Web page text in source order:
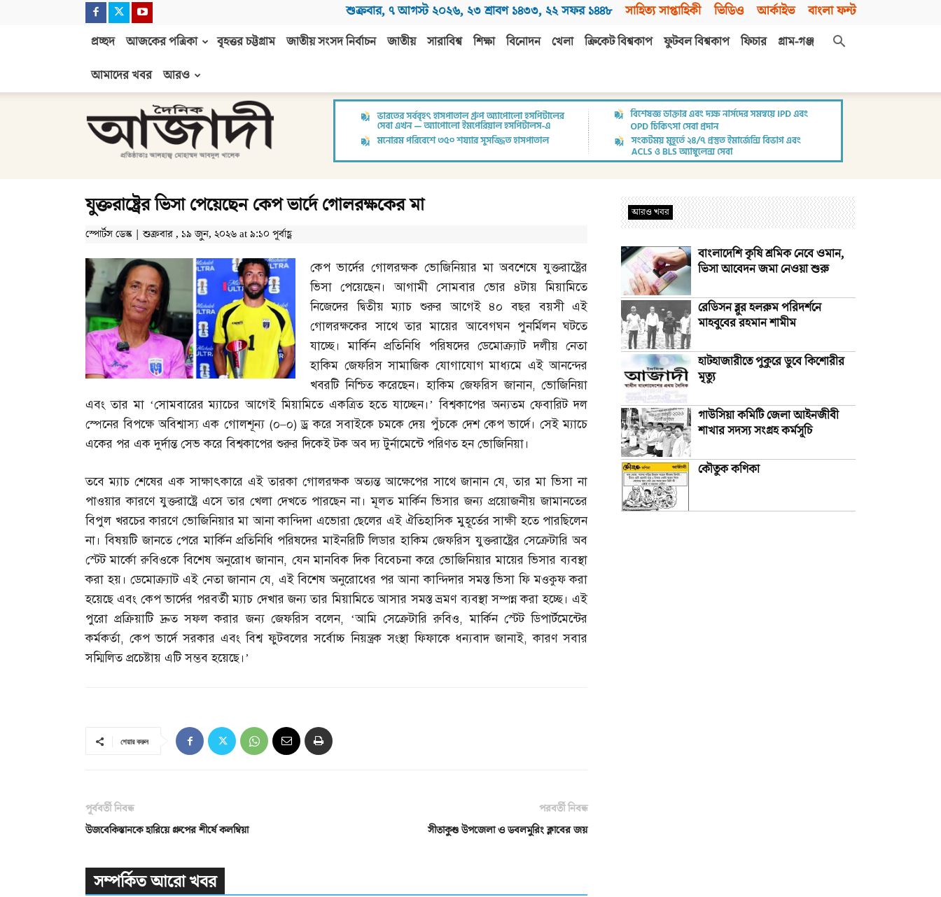
শুক্রবার, ৭ আগস্ট ২০২৬, ২৩ শ্রাবণ ১৪৩৩, ২২ সফর ১৪৪৮ সাহিত্য সাপ্তাহিকী ভিডিও আর্কাইভ বাংলা ফন্ট
প্রচ্ছদ আজকের পত্রিকা বৃহত্তর চট্টগ্রাম জাতীয় সংসদ নির্বাচন জাতীয় সারাবিশ্ব শিক্ষা বিনোদন খেলা ক্রিকেট বিশ্বকাপ ফুটবল বিশ্বকাপ ফিচার
গ্রাম-গঞ্জ
আমাদের খবর
আরও
আজাদী
যুক্তরাষ্ট্রের ভিসা পেয়েছেন কেপ ভার্দে গোলরক্ষকের মা
স্পোর্টস ডেস্ক | শুক্রবার , ১৯ জুন, ২০২৬ at ৯:১০ পূর্বাহ্ণ
কেপ ভার্দের গোলরক্ষক ভোজিনিয়ার মা অবশেষে যুক্তরাষ্ট্রের
ভিসা পেয়েছেন। আগামী সোমবার ভোর ৪টায় মিয়ামিতে
নিজেদের দ্বিতীয় ম্যাচ শুরুর আগেই ৪০ বছর বয়সী এই
গোলরক্ষকের সাথে তার মায়ের আবেগঘন পুনর্মিলন ঘটতে
যাচ্ছে। মার্কিন প্রতিনিধি পরিষদের ডেমোক্র্যাট দলীয় নেতা
হাকিম জেফরিস সামাজিক যোগাযোগ মাধ্যমে এই আনন্দের
খবরটি নিশ্চিত করেছেন। হাকিম জেফরিস জানান,ভোজিনিয়া
এবং তার মা ‘সোমবারের ম্যাচের আগেই মিয়ামিতে একত্রিত হতে যাচ্ছেন।’ বিশ্বকাপের অন্যতম ফেবারিট দল
স্পেনের বিপক্ষে অবিশ্বাস্য এক গোলশূন্য (০–০)ড্র করে সবাইকে চমকে দেয় পুঁচকে দেশ কেপ ভার্দে। সেই ম্যাচে
একের পর এক দুর্দান্ত সেভ করে বিশ্বকাপের শুরুর দিকেই টক অব দ্য টুর্নামেন্টে পরিণত হন ভোজিনিয়া।
তবে ম্যাচ শেষের এক সাক্ষাৎকারে এই তারকা গোলরক্ষক অত্যন্ত আক্ষেপের সাথে জানান যে,তার মা ভিসা না
পাওয়ার কারণে যুক্তরাষ্ট্রে এসে তার খেলা দেখতে পারছেন না। মূলত মার্কিন ভিসার জন্য প্রয়োজনীয় জামানতের
বিপুল খরচের কারণে ভোজিনিয়ার মা আনা কান্দিদা এভোরা ছেলের এই ঐতিহাসিক মুহূর্তের সাক্ষী হতে পারছিলেন
না। বিষয়টি জানতে পেরে মার্কিন প্রতিনিধি পরিষদের মাইনরিটি লিডার হাকিম জেফরিস যুক্তরাষ্ট্রের সেক্রেটারি অব
স্টেট মার্কো রুবিওকে বিশেষ অনুরোধ জানান, যেন মানবিক দিক বিবেচনা করে ভোজিনিয়ার মায়ের ভিসার ব্যবস্থা
করা হয়। ডেমোক্র্যাট এই নেতা জানান যে, এই বিশেষ অনুরোধের পর আনা কান্দিদার সমস্ত ভিসা ফি মওকুফ করা
হয়েছে এবং কেপ ভার্দের পরবর্তী ম্যাচ দেখার জন্য তার মিয়ামিতে আসার সমস্ত ভ্রমণ ব্যবস্থা সম্পন্ন করা হচ্ছে। এই
পুরো প্রক্রিয়াটি দ্রুত সফল করার জন্য জেফরিস বলেন, ‘আমি সেক্রেটারি রুবিও,মার্কিন স্টেট ডিপার্টমেন্টের
কর্মকর্তা, কেপ ভার্দে সরকার এবং বিশ্ব ফুটবলের সর্বোচ্চ নিয়ন্ত্রক সংস্থা ফিফাকে ধন্যবাদ জানাই,কারণ সবার
সম্মিলিত প্রচেষ্টায় এটি সম্ভব হয়েছে।’
শেয়ার করুন
পূর্ববর্তী নিবন্ধ
উজবেকিস্তানকে হারিয়ে গ্রুপের শীর্ষে কলম্বিয়া
পরবর্তী নিবন্ধ
সীতাকুণ্ড উপজেলা ও ডবলমুরিং ক্লাবের জয়
সম্পর্কিত আরো খবর
আরও খবর
বাংলাদেশি কৃষি শ্রমিক নেবে ওমান,
ভিসা আবেদন জমা নেওয়া শুরু
রেডিসন ব্লুর হলরুম পরিদর্শনে
মাহবুবের রহমান শামীম
হাটহাজারীতে পুকুরে ডুবে কিশোরীর
মৃত্যু
গাউসিয়া কমিটি জেলা আইনজীবী
শাখার সদস্য সংগ্রহ কর্মসূচি
কৌতুক কণিকা